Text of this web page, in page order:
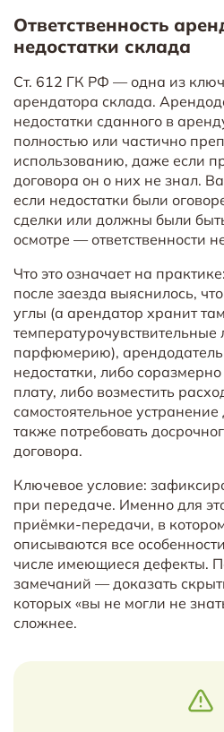
Ответственность
недостатки склада
Ст. 612 ГК РФ — одна из
арендатора склада.
недостатки сданного в
полностью или частично
использованию, даже если
договора он о них не знал.
если недостатки были
сделки или должны были
осмотре — ответственности
Что это означает на
после заезда выяснилось,
углы (а арендатор хранит там
температурочувствительные
парфюмерию), арендодатель
недостатки, либо
плату, либо возместить
самостоятельное
также потребовать
договора.
Ключевое условие:
при передаче. Именно для
приёмки-передачи, в
описываются все
числе имеющиеся дефекты.
замечаний — доказать
которых «вы не могли не
сложнее.